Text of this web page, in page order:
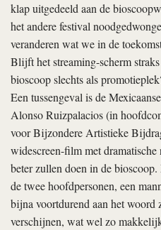
klap uitgedeeld aan de
het andere festival
veranderen wat we in de
Blijft het streaming-scherm
bioscoop slechts als
Een tussengeval is de
Alonso Ruizpalacios (in
voor Bijzondere Artistieke
widescreen-film met
beter zullen doen in de
de twee hoofdpersonen, een
bijna voortdurend aan het
verschijnen, wat wel zo